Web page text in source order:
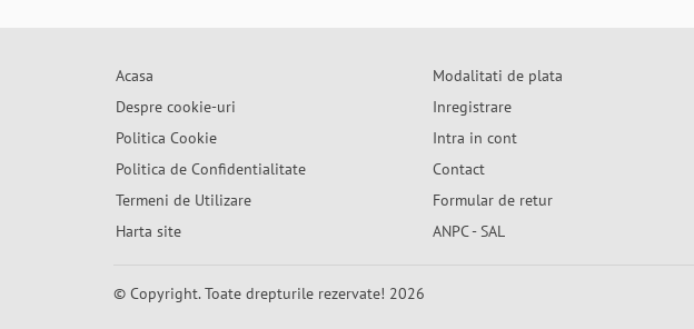
Acasa
Despre cookie-uri
Politica Cookie
Politica de Confidentialitate
Termeni de Utilizare
Harta site
Modalitati de plata
Inregistrare
Intra in cont
Contact
Formular de retur
ANPC - SAL
© Copyright. Toate drepturile rezervate! 2026